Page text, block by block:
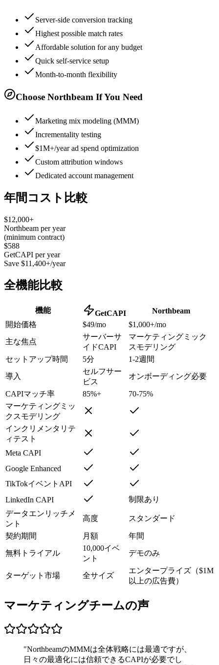
Server-side conversion tracking
Highest possible match rates
Affordable solution for any budget
Quick self-service setup
Month-to-month flexibility
Choose Northbeam If You Need
Marketing mix modeling (MMM)
Incrementality testing
$1M+/year ad spend optimization
Custom attribution windows
Dedicated account management
年間コスト比較
$12,000+
Northbeam per year
(minimum contract)
$588
GetCAPI per year
Save $11,400+/year
全機能比較
機能 GetCAPI
Northbeam
開始価格
$49/mo $1,000+/mo
主な焦点
サーバーサ
イドCAPI
マーケティングミック
スモデリング
セットアップ時間
5分 1-2週間
導入
セルフサー
ビス
オンボーディング必要
CAPIマッチ率 85%+
70-75%
マーケティングミッ
クスモデリング
インクリメンタリテ
ィテスト
Meta CAPI
Google Enhanced
TikTokイベントAPI
LinkedIn CAPI
制限あり
データエンリッチメ
ント
高度 スタンダード
契約期間 月額 年間
無料トライアル
10,000イベ
ント
デモのみ
ターゲット市場 全サイズ
エンタープライズ（$1M
以上の広告費）
マーケティングチームの声
"NorthbeamのMMMは全体戦略には最適ですが、
日々の最適化には信頼できるCAPIが必要でし